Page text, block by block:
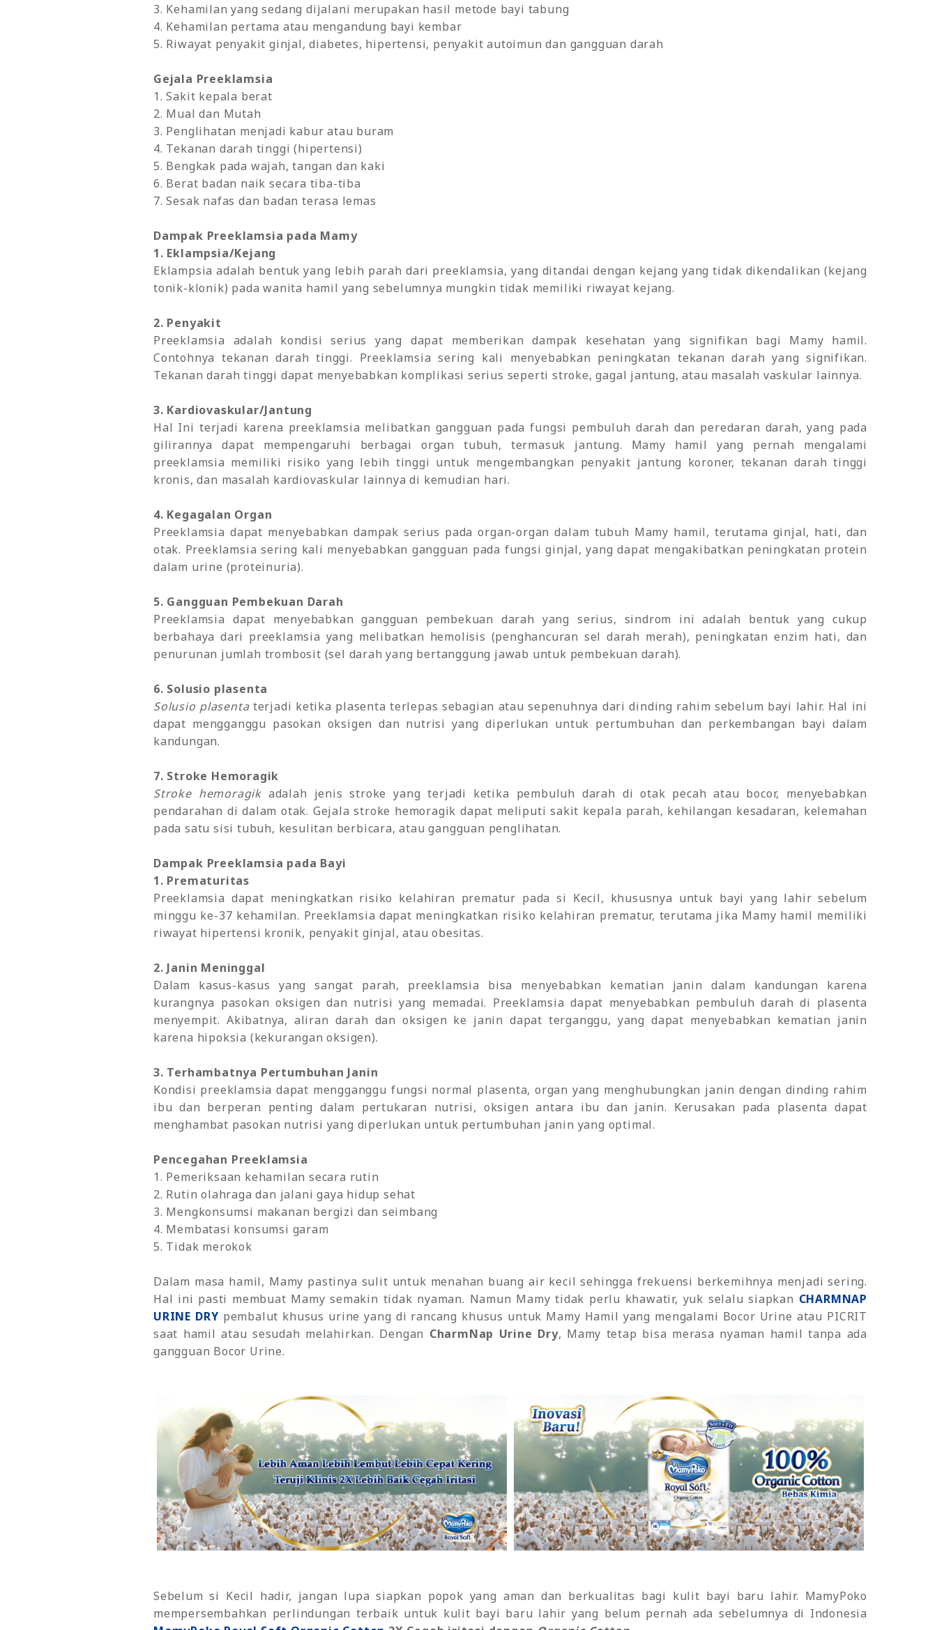
3. Kehamilan yang sedang dijalani merupakan hasil metode bayi tabung
4. Kehamilan pertama atau mengandung bayi kembar
5. Riwayat penyakit ginjal, diabetes, hipertensi, penyakit autoimun dan gangguan darah
Gejala Preeklamsia
1. Sakit kepala berat
2. Mual dan Mutah
3. Penglihatan menjadi kabur atau buram
4. Tekanan darah tinggi (hipertensi)
5. Bengkak pada wajah, tangan dan kaki
6. Berat badan naik secara tiba-tiba
7. Sesak nafas dan badan terasa lemas
Dampak Preeklamsia pada Mamy
1. Eklampsia/Kejang
Eklampsia adalah bentuk yang lebih parah dari preeklamsia, yang ditandai dengan kejang yang tidak dikendalikan (kejang
tonik-klonik) pada wanita hamil yang sebelumnya mungkin tidak memiliki riwayat kejang.
2. Penyakit
Preeklamsia adalah kondisi serius yang dapat memberikan dampak kesehatan yang signifikan bagi Mamy hamil.
Contohnya tekanan darah tinggi. Preeklamsia sering kali menyebabkan peningkatan tekanan darah yang signifikan.
Tekanan darah tinggi dapat menyebabkan komplikasi serius seperti stroke, gagal jantung, atau masalah vaskular lainnya.
3. Kardiovaskular/Jantung
Hal Ini terjadi karena preeklamsia melibatkan gangguan pada fungsi pembuluh darah dan peredaran darah, yang pada
gilirannya dapat mempengaruhi berbagai organ tubuh, termasuk jantung. Mamy hamil yang pernah mengalami
preeklamsia memiliki risiko yang lebih tinggi untuk mengembangkan penyakit jantung koroner, tekanan darah tinggi
kronis, dan masalah kardiovaskular lainnya di kemudian hari.
4. Kegagalan Organ
Preeklamsia dapat menyebabkan dampak serius pada organ-organ dalam tubuh Mamy hamil, terutama ginjal, hati, dan
otak. Preeklamsia sering kali menyebabkan gangguan pada fungsi ginjal, yang dapat mengakibatkan peningkatan protein
dalam urine (proteinuria).
5. Gangguan Pembekuan Darah
Preeklamsia dapat menyebabkan gangguan pembekuan darah yang serius, sindrom ini adalah bentuk yang cukup
berbahaya dari preeklamsia yang melibatkan hemolisis (penghancuran sel darah merah), peningkatan enzim hati, dan
penurunan jumlah trombosit (sel darah yang bertanggung jawab untuk pembekuan darah).
6. Solusio plasenta
Solusio plasentaterjadi ketika plasenta terlepas sebagian atau sepenuhnya dari dinding rahim sebelum bayi lahir. Hal ini
dapat mengganggu pasokan oksigen dan nutrisi yang diperlukan untuk pertumbuhan dan perkembangan bayi dalam
kandungan.
7. Stroke Hemoragik
Stroke hemoragikadalah jenis stroke yang terjadi ketika pembuluh darah di otak pecah atau bocor, menyebabkan
pendarahan di dalam otak. Gejala stroke hemoragik dapat meliputi sakit kepala parah, kehilangan kesadaran, kelemahan
pada satu sisi tubuh, kesulitan berbicara, atau gangguan penglihatan.
Dampak Preeklamsia pada Bayi
1. Prematuritas
Preeklamsia dapat meningkatkan risiko kelahiran prematur pada si Kecil, khususnya untuk bayi yang lahir sebelum
minggu ke-37 kehamilan. Preeklamsia dapat meningkatkan risiko kelahiran prematur, terutama jika Mamy hamil memiliki
riwayat hipertensi kronik, penyakit ginjal, atau obesitas.
2. Janin Meninggal
Dalam kasus-kasus yang sangat parah, preeklamsia bisa menyebabkan kematian janin dalam kandungan karena
kurangnya pasokan oksigen dan nutrisi yang memadai. Preeklamsia dapat menyebabkan pembuluh darah di plasenta
menyempit. Akibatnya, aliran darah dan oksigen ke janin dapat terganggu, yang dapat menyebabkan kematian janin
karena hipoksia (kekurangan oksigen).
3. Terhambatnya Pertumbuhan Janin
Kondisi preeklamsia dapat mengganggu fungsi normal plasenta, organ yang menghubungkan janin dengan dinding rahim
ibu dan berperan penting dalam pertukaran nutrisi, oksigen antara ibu dan janin. Kerusakan pada plasenta dapat
menghambat pasokan nutrisi yang diperlukan untuk pertumbuhan janin yang optimal.
Pencegahan Preeklamsia
1. Pemeriksaan kehamilan secara rutin
2. Rutin olahraga dan jalani gaya hidup sehat
3. Mengkonsumsi makanan bergizi dan seimbang
4. Membatasi konsumsi garam
5. Tidak merokok
Dalam masa hamil, Mamy pastinya sulit untuk menahan buang air kecil sehingga frekuensi berkemihnya menjadi sering.
Hal ini pasti membuat Mamy semakin tidak nyaman. Namun Mamy tidak perlu khawatir, yuk selalu siapkan CHARMNAP
URINE DRY pembalut khusus urine yang di rancang khusus untuk Mamy Hamil yang mengalami Bocor Urine atau PICRIT
saat hamil atau sesudah melahirkan. Dengan CharmNap Urine Dry, Mamy tetap bisa merasa nyaman hamil tanpa ada
gangguan Bocor Urine.
Sebelum si Kecil hadir, jangan lupa siapkan popok yang aman dan berkualitas bagi kulit bayi baru lahir. MamyPoko
mempersembahkan perlindungan terbaik untuk kulit bayi baru lahir yang belum pernah ada sebelumnya di Indonesia